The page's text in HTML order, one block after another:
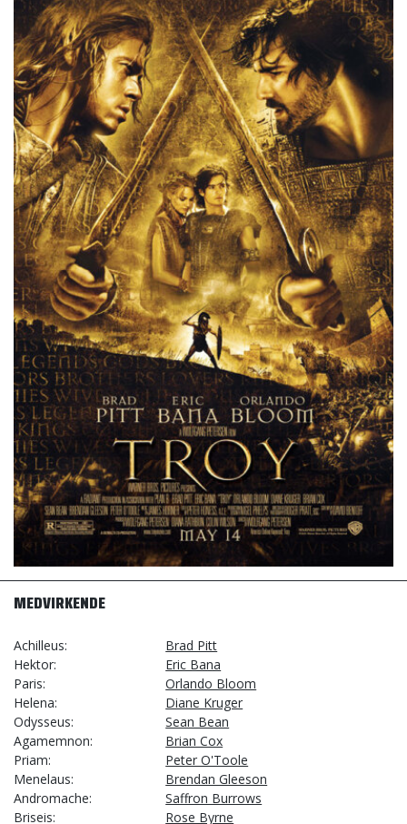
MEDVIRKENDE
Achilleus
Brad Pitt
Hektor
Eric Bana
Paris
Orlando Bloom
Helena
Diane Kruger
Odysseus
Sean Bean
Agamemnon
Brian Cox
Priam
Peter O'Toole
Menelaus
Brendan Gleeson
Andromache
Saffron Burrows
Briseis
Rose Byrne